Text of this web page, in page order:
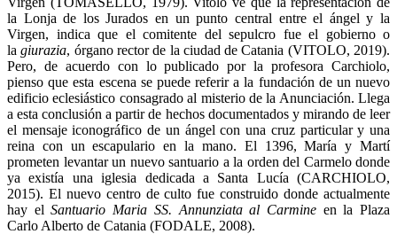
la Lonja de los Jurados en un punto central entre el ángel y la
Virgen, indica que el comitente del sepulcro fue el gobierno o
lagiurazia, órgano rector de la ciudad de Catania (VITOLO, 2019).
Pero, de acuerdo con lo publicado por la profesora Carchiolo,
pienso que esta escena se puede referir a la fundación de un nuevo
edificio eclesiástico consagrado al misterio de la Anunciación. Llega
a esta conclusión a partir de hechos documentados y mirando de leer
el mensaje iconográfico de un ángel con una cruz particular y una
reina con un escapulario en la mano. El 1396, María y Martí
prometen levantar un nuevo santuario a la orden del Carmelo donde
ya existía una iglesia dedicada a Santa Lucía (CARCHIOLO,
2015). El nuevo centro de culto fue construido donde actualmente
hay elSantuario Maria SS. Annunziata al Carmineen la Plaza
Carlo Alberto de Catania (FODALE, 2008).